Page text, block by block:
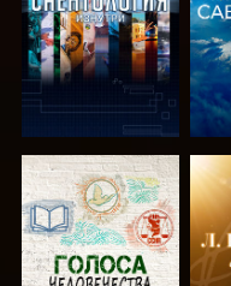
СМОТРЕТЬ
ПЕРЕДАЧИ